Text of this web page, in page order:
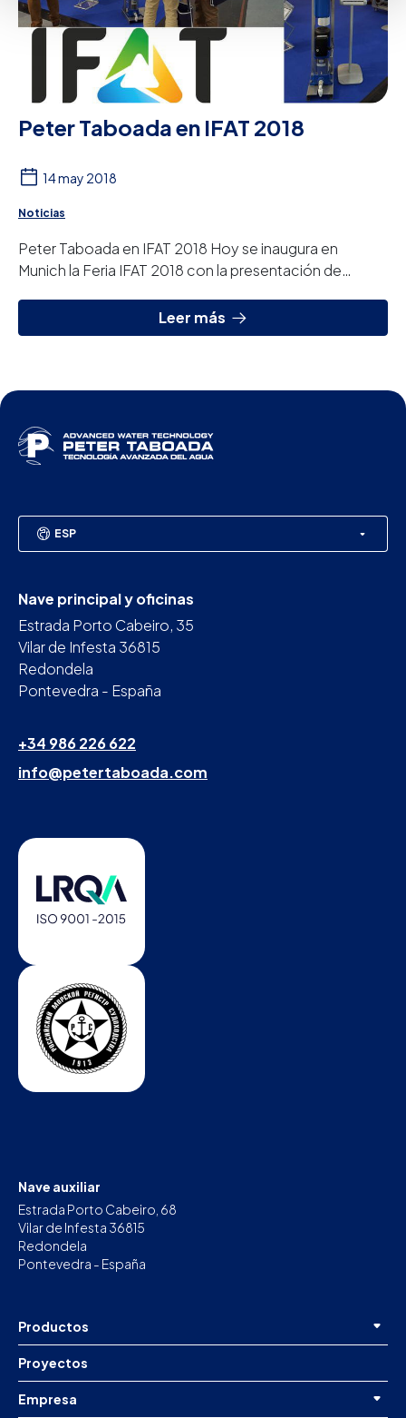
Peter Taboada en IFAT 2018
14 may 2018
Noticias
Peter Taboada en IFAT 2018 Hoy se inaugura en
Munich la Feria IFAT 2018 con la presentación de
Leer más
ESP
Nave principal y oficinas
Estrada Porto Cabeiro, 35
Vilar de Infesta 36815
Redondela
Pontevedra - España
+34 986 226 622
info@petertaboada.com
Nave auxiliar
Estrada Porto Cabeiro, 68
Vilar de Infesta 36815
Redondela
Pontevedra - España
Productos
Proyectos
Empresa